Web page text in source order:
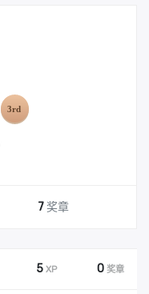
7 奖章
5 XP 0 奖章